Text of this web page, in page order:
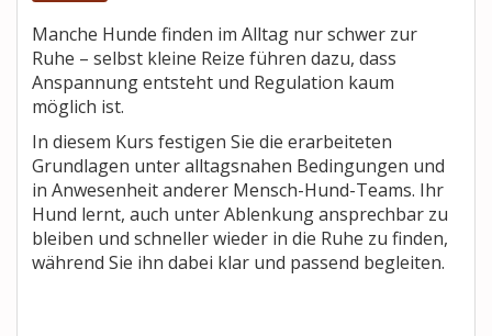
Manche Hunde finden im Alltag nur schwer zur
Ruhe – selbst kleine Reize führen dazu, dass
Anspannung entsteht und Regulation kaum
möglich ist.
In diesem Kurs festigen Sie die erarbeiteten
Grundlagen unter alltagsnahen Bedingungen und
in Anwesenheit anderer Mensch-Hund-Teams. Ihr
Hund lernt, auch unter Ablenkung ansprechbar zu
bleiben und schneller wieder in die Ruhe zu finden,
während Sie ihn dabei klar und passend begleiten.